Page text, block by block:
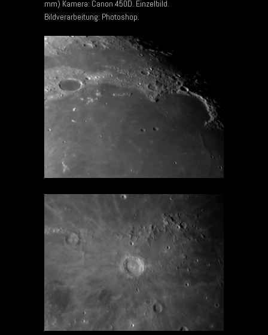
mm) Kamera: Canon 450D. Einzelbild.
Bildverarbeitung: Photoshop.